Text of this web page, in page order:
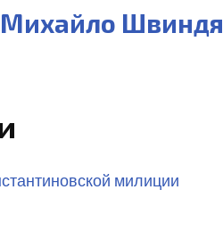
Михайло Швиндя
милиции